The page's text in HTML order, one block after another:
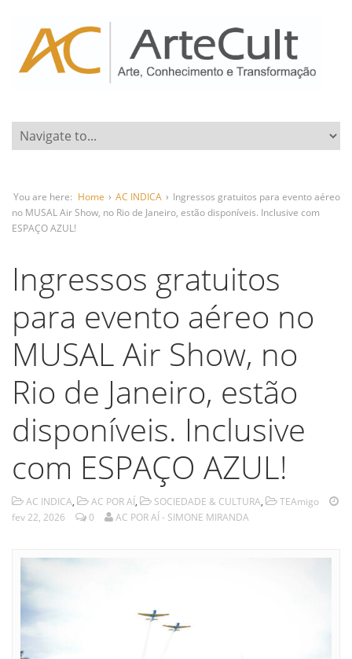
You are here: Home › AC INDICA › Ingressos gratuitos para evento aéreo
no MUSAL Air Show, no Rio de Janeiro, estão disponíveis. Inclusive com
ESPAÇO AZUL!
Ingressos gratuitos
para evento aéreo no
MUSAL Air Show, no
Rio de Janeiro, estão
disponíveis. Inclusive
com ESPAÇO AZUL!
AC INDICA, AC POR AÍ, SOCIEDADE & CULTURA,
TEAmigo
fev 22, 2026
0 AC POR AÍ - SIMONE MIRANDA